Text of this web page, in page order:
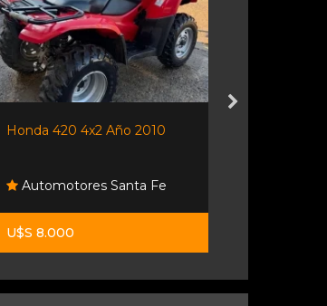
Honda 420 4x2 Año 2010
Automotores Santa Fe
U$S 8.000